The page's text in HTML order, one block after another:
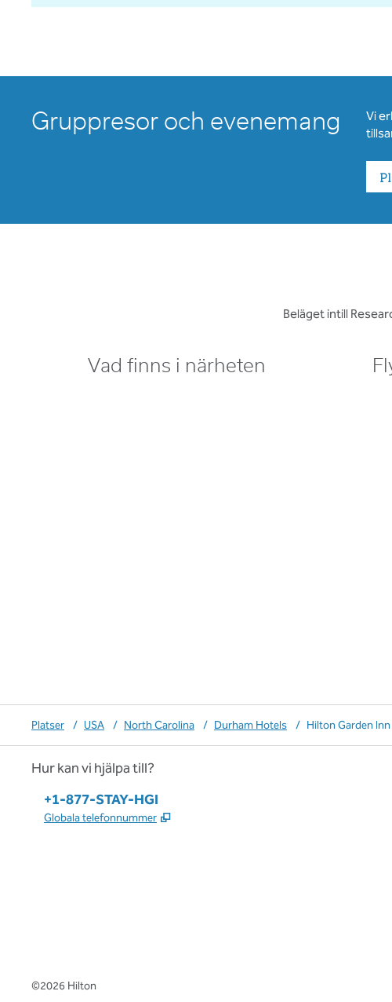
Gruppresor och evenemang
Vi
Beläget intill
Vad finns i närheten
Platser / USA / North Carolina / Durham Hotels / Hilton Garden
Hur kan vi hjälpa till?
Telefon:
+1-877-STAY-HGI
Globala telefonnummer ,
©2026 Hilton